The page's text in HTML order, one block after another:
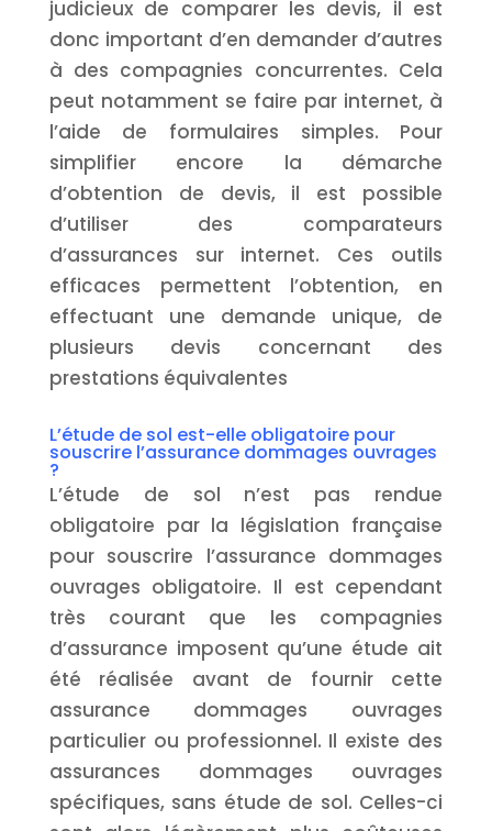
judicieux de comparer les devis, il est
donc important d’en demander d’autres
à des compagnies concurrentes. Cela
peut notamment se faire par internet, à
l’aide de formulaires simples. Pour
simplifier encore la démarche
d’obtention de devis, il est possible
d’utiliser des comparateurs
d’assurances sur internet. Ces outils
efficaces permettent l’obtention, en
effectuant une demande unique, de
plusieurs devis concernant des
prestations équivalentes
L’étude de sol est-elle obligatoire pour
souscrire l’assurance dommages ouvrages
?
L’étude de sol n’est pas rendue
obligatoire par la législation française
pour souscrire l’assurance dommages
ouvrages obligatoire. Il est cependant
très courant que les compagnies
d’assurance imposent qu’une étude ait
été réalisée avant de fournir cette
assurance dommages ouvrages
particulier ou professionnel. Il existe des
assurances dommages ouvrages
spécifiques, sans étude de sol. Celles-ci